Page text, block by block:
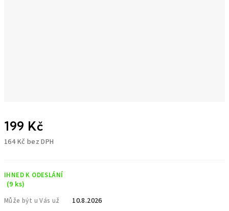
199 Kč
164 Kč bez DPH
IHNED K ODESLÁNÍ
(9 ks)
Může být u Vás už 10.8.2026